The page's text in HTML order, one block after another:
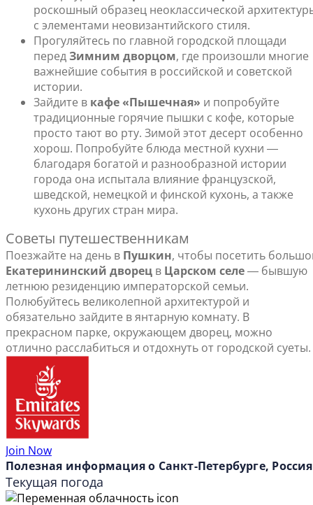
роскошный образец неоклассической
с элементами неовизантийского стиля.
Прогуляйтесь по главной городской площади
передЗимним дворцом, где произошли многие
важнейшие события в российской и советской
истории.
Зайдите в кафе «Пышечная» и попробуйте
традиционные горячие пышки с кофе, которые
просто тают во рту. Зимой этот десерт особенно
хорош. Попробуйте блюда местной кухни ―
благодаря богатой и разнообразной истории
города она испытала влияние французской,
шведской, немецкой и финской кухонь, а также
кухонь других стран мира.
Советы путешественникам
Поезжайте на день в Пушкин, чтобы посетить
Екатерининский дворец в Царском селе― бывшую
летнюю резиденцию императорской семьи.
Полюбуйтесь великолепной архитектурой и
обязательно зайдите в янтарную комнату. В
прекрасном парке, окружающем дворец, можно
отлично расслабиться и отдохнуть от городской суеты.
Join Now
Полезная информация о Санкт-Петербурге, Россия
Текущая погода